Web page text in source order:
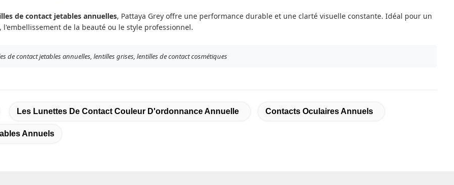
de contact jetables annuelles, Pattaya Grey offre une performance durable et une clarté visuelle constante. Idéal pour un
l'embellissement de la beauté ou le style professionnel.
de contact jetables annuelles, lentilles grises, lentilles de contact cosmétiques
Les Lunettes De Contact Couleur D'ordonnance Annuelle Contacts Oculaires Annuels
Annuels